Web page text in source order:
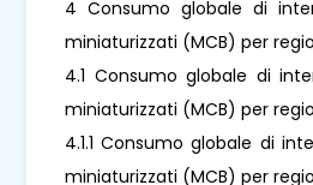
4 Consumo globale di
miniaturizzati (MCB) per
4.1 Consumo globale di
miniaturizzati (MCB) per
4.1.1 Consumo globale di
miniaturizzati (MCB) per